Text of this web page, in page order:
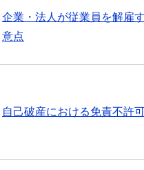
企業・法人が従業員を解雇
意点
自己破産における免責不許